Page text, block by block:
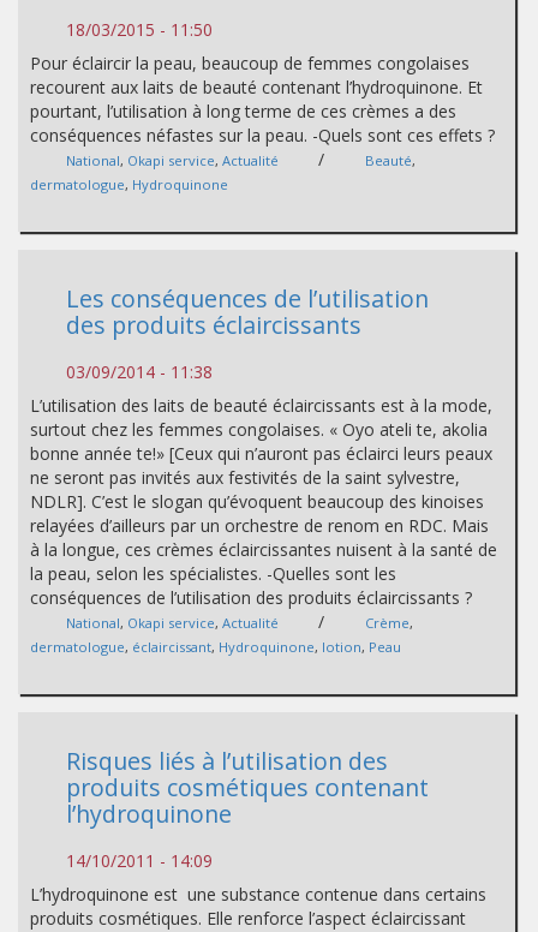
18/03/2015 - 11:50
Pour éclaircir la peau, beaucoup de femmes congolaises
recourent aux laits de beauté contenant l’hydroquinone. Et
pourtant, l’utilisation à long terme de ces crèmes a des
conséquences néfastes sur la peau. -Quels sont ces effets ?
National, Okapi service, Actualité / Beauté,
dermatologue, Hydroquinone
Les conséquences de l’utilisation
des produits éclaircissants
03/09/2014 - 11:38
L’utilisation des laits de beauté éclaircissants est à la mode,
surtout chez les femmes congolaises. « Oyo ateli te, akolia
bonne année te!» [Ceux qui n’auront pas éclairci leurs peaux
ne seront pas invités aux festivités de la saint sylvestre,
NDLR]. C’est le slogan qu’évoquent beaucoup des kinoises
relayées d’ailleurs par un orchestre de renom en RDC. Mais
à la longue, ces crèmes éclaircissantes nuisent à la santé de
la peau, selon les spécialistes. -Quelles sont les
conséquences de l’utilisation des produits éclaircissants ?
National, Okapi service, Actualité / Crème,
dermatologue, éclaircissant, Hydroquinone, lotion, Peau
Risques liés à l’utilisation des
produits cosmétiques contenant
l’hydroquinone
14/10/2011 - 14:09
L’hydroquinone est une substance contenue dans certains
produits cosmétiques. Elle renforce l’aspect éclaircissant